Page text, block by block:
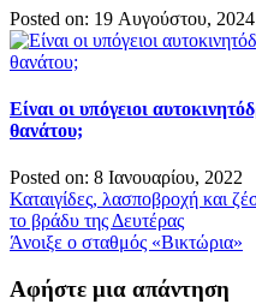
Posted on: 19 Αυγούστου, 2024
Είναι οι υπόγειοι
θανάτου;
Posted on: 8 Ιανουαρίου, 2022
Πλοήγηση
άρθρων
Καταιγίδες, λασποβροχή και
το βράδυ της Δευτέρας
Άνοιξε ο σταθμός «Βικτώρια»
Αφήστε μια απάντηση